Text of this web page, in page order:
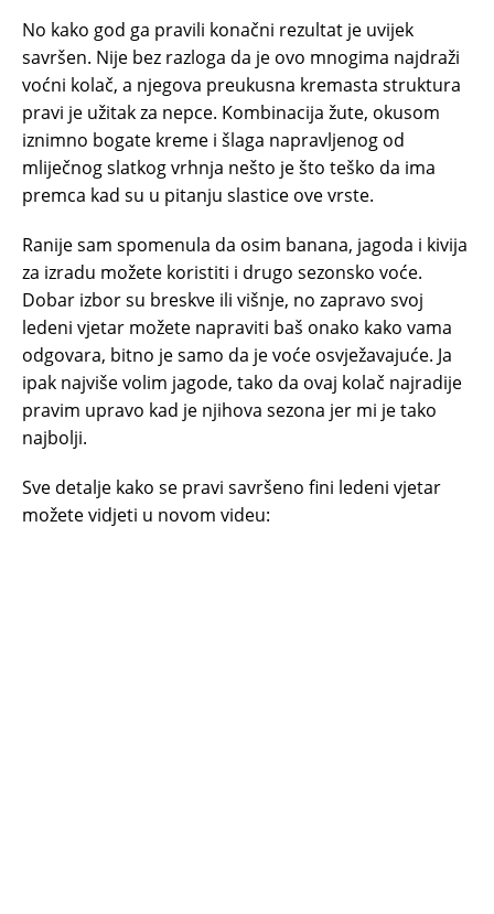
No kako god ga pravili konačni rezultat je uvijek
savršen. Nije bez razloga da je ovo mnogima najdraži
voćni kolač, a njegova preukusna kremasta struktura
pravi je užitak za nepce. Kombinacija žute, okusom
iznimno bogate kreme i šlaga napravljenog od
mliječnog slatkog vrhnja nešto je što teško da ima
premca kad su u pitanju slastice ove vrste.
Ranije sam spomenula da osim banana, jagoda i kivija
za izradu možete koristiti i drugo sezonsko voće.
Dobar izbor su breskve ili višnje, no zapravo svoj
ledeni vjetar možete napraviti baš onako kako vama
odgovara, bitno je samo da je voće osvježavajuće. Ja
ipak najviše volim jagode, tako da ovaj kolač najradije
pravim upravo kad je njihova sezona jer mi je tako
najbolji.
Sve detalje kako se pravi savršeno fini ledeni vjetar
možete vidjeti u novom videu: